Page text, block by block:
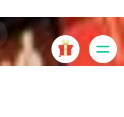
sont utilisés à des
Gérer les cookies